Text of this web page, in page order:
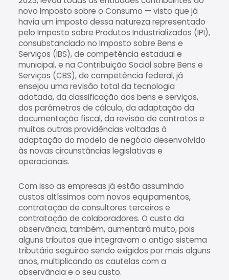
novo Imposto sobre o Consumo — visto que já
havia um imposto dessa natureza representado
pelo Imposto sobre Produtos Industrializados (IPI),
consubstanciado no Imposto sobre Bens e
Serviços (IBS), de competência estadual e
municipal, e na Contribuição Social sobre Bens e
Serviços (CBS), de competência federal, já
ensejou uma revisão total da tecnologia
adotada, da classificação dos bens e serviços,
dos parâmetros de cálculo, da adaptação da
documentação fiscal, da revisão de contratos e
muitas outras providências voltadas à
adaptação do modelo de negócio desenvolvido
às novas circunstâncias legislativas e
operacionais.
Com isso as empresas já estão assumindo
custos altíssimos com novos equipamentos,
contratação de consultores terceiros e
contratação de colaboradores. O custo da
observância, também, aumentará muito, pois
alguns tributos que integravam o antigo sistema
tributário seguirão sendo exigidos por mais alguns
anos, multiplicando as cautelas com a
observância e o seu custo.